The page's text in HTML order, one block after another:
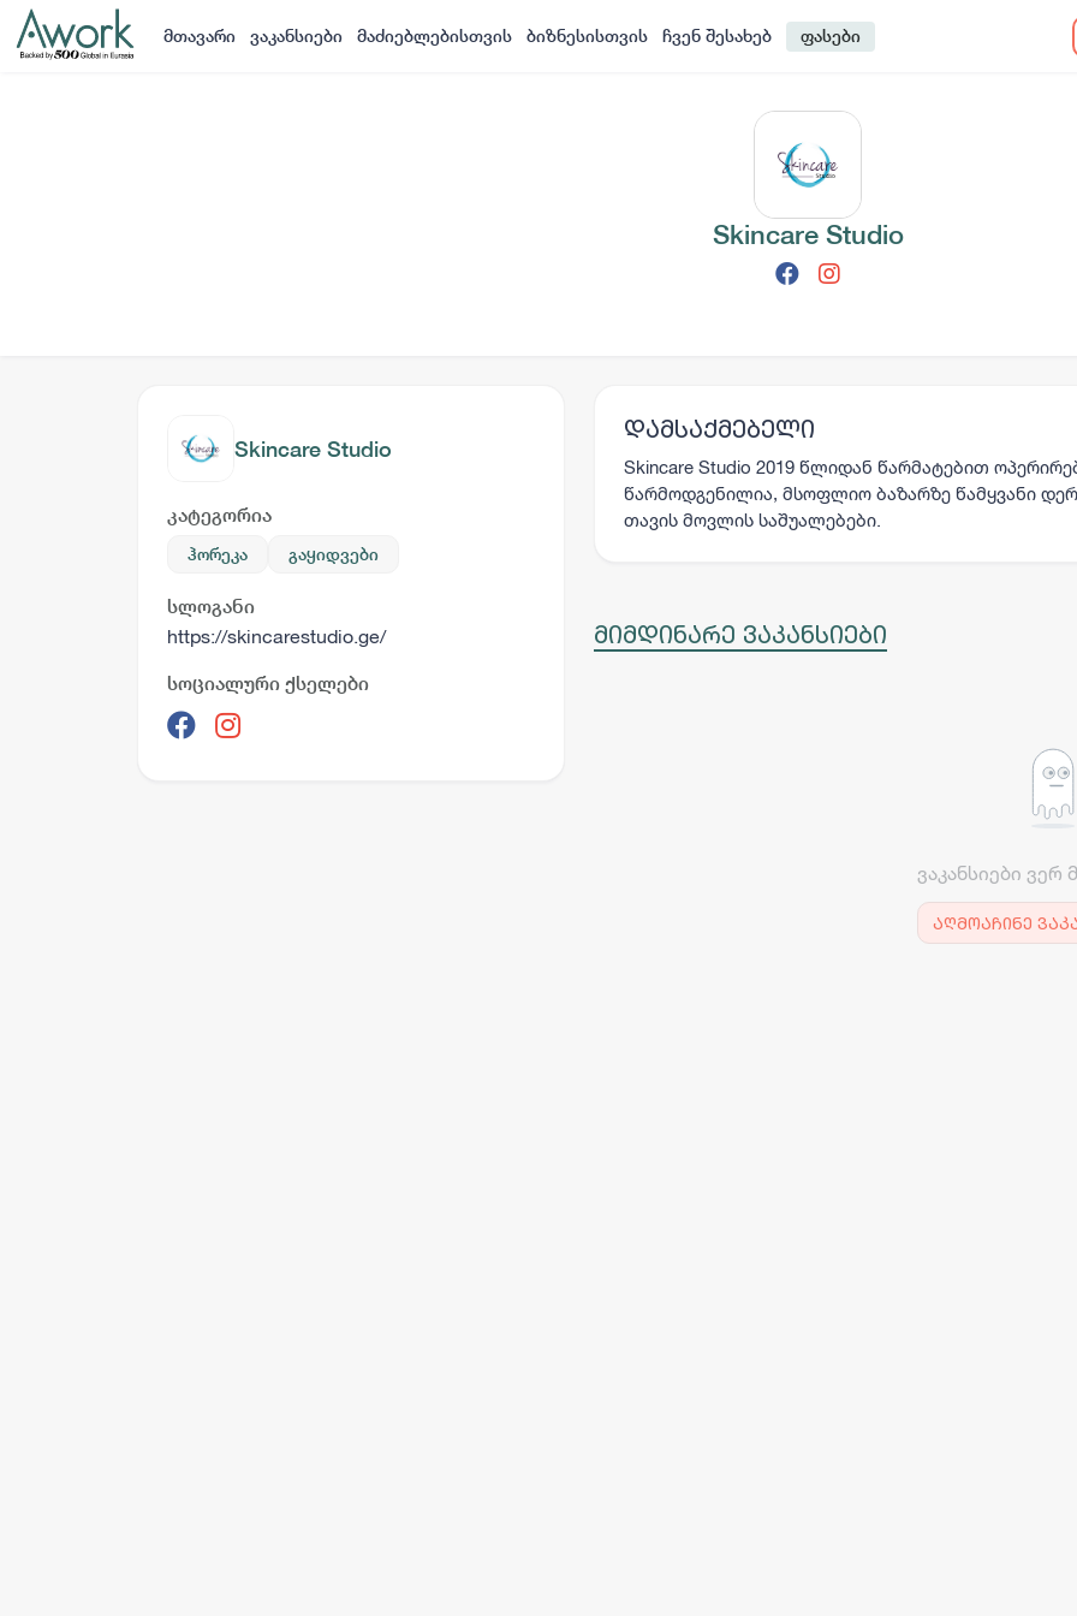
მთავარი ვაკანსიები მაძიებლებისთვის ბიზნესისთვის ჩვენ შესახებ ფასები
Skincare Studio
Skincare Studio
კატეგორია
ჰორეკა გაყიდვები
სლოგანი
https://skincarestudio.ge/
სოციალური ქსელები
დამსაქმებელი
Skincare Studio 2019 წლიდან წარმატებით
წარმოდგენილია, მსოფლიო ბაზარზე წამყვანი
თავის მოვლის საშუალებები.
მიმდინარე ვაკანსიები
ვაკანსიები ვერ
აღმოაჩინე